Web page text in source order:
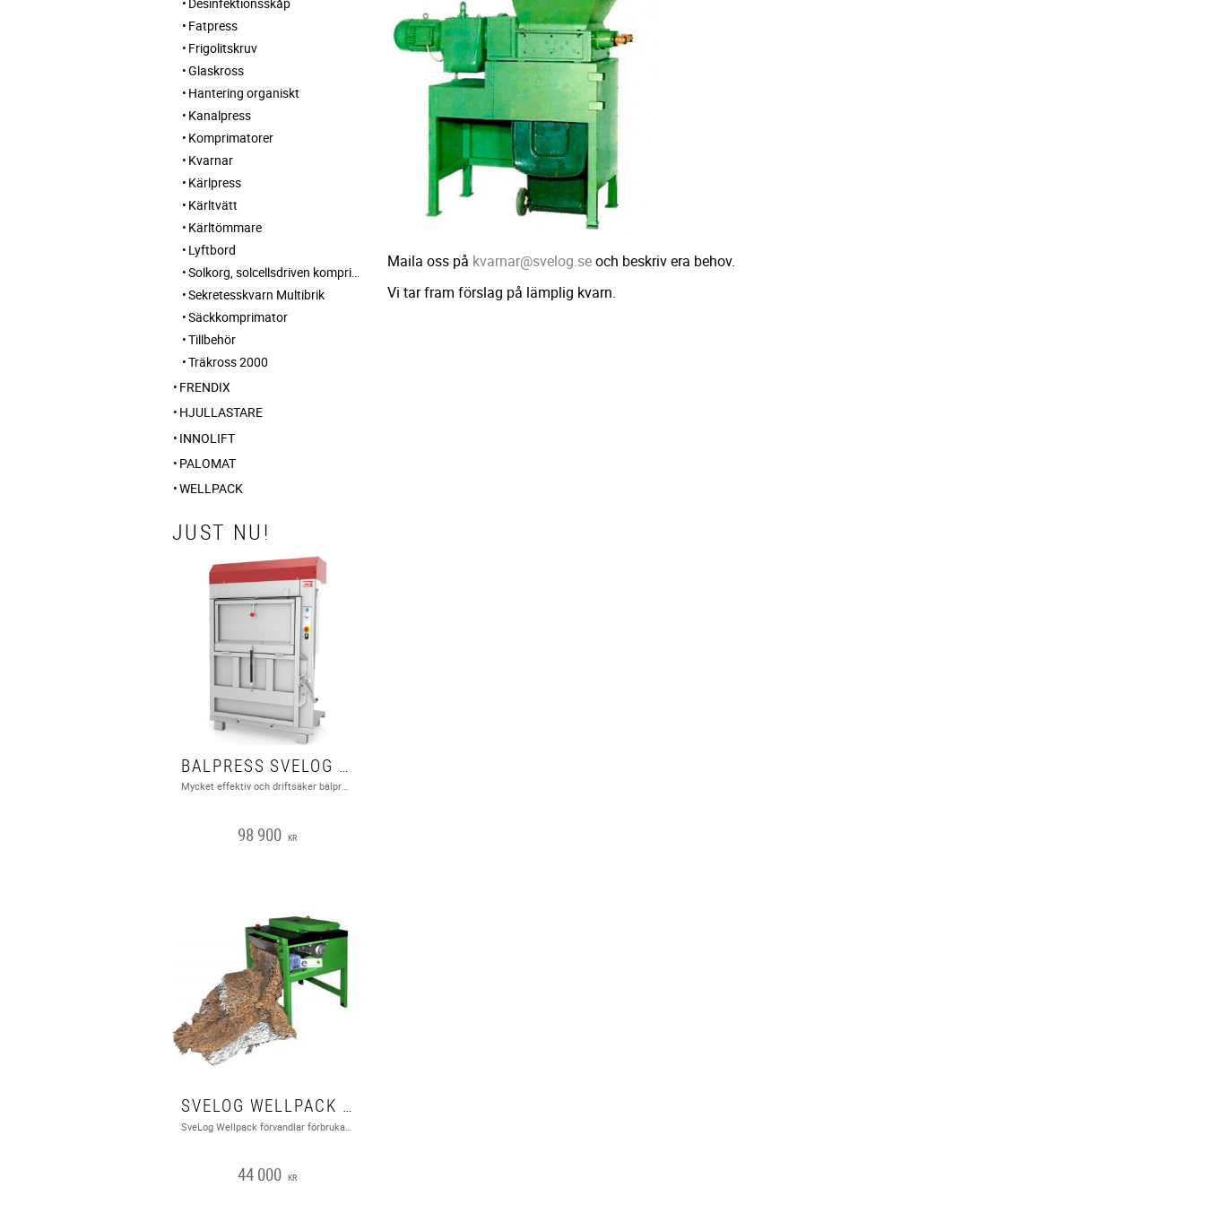
Maila oss på kvarnar@svelog.seoch beskriv era behov.
Vi tar fram förslag på lämplig kvarn.
Fatpress
Frigolitskruv
Glaskross
Hantering organiskt
Kanalpress
Komprimatorer
Kvarnar
Kärlpress
Kärltvätt
Kärltömmare
Lyftbord
Solkorg, solcellsdriven komprimerande papperskorg med online kommunikation
Sekretesskvarn Multibrik
Säckkomprimator
Tillbehör
Träkross 2000
FRENDIX
HJULLASTARE
INNOLIFT
PALOMAT
WELLPACK
JUST NU!
BALPRESS SVELOG 60
Mycket effektiv och driftsäker balpress lämplig för well & kartong, plastfilm och annat material som kan hanteras i balform.
98 900 KR
SVELOG WELLPACK CP 316 S3I
44 000 KR